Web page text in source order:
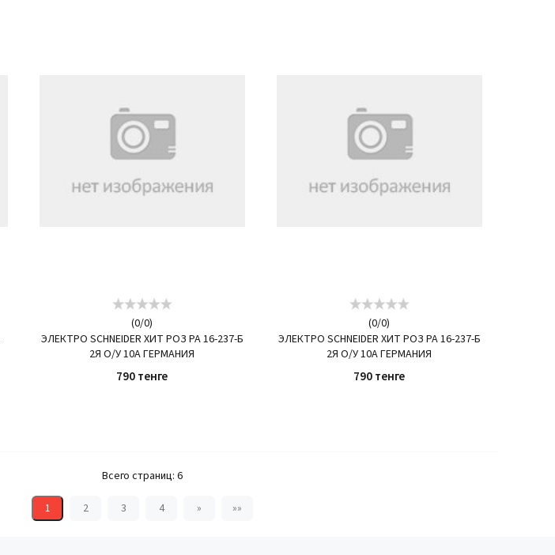
(0/0)
ЭЛЕКТРО SCHNEIDER ХИТ РОЗ РА 16-237-Б
2Я О/У 10А ГЕРМАНИЯ
790 тенге
(0/0)
ЭЛЕКТРО SCHNEIDER ХИТ РОЗ РА 16-237-Б
2Я О/У 10А ГЕРМАНИЯ
790 тенге
Всего страниц: 6
1 2 3 4 » »»